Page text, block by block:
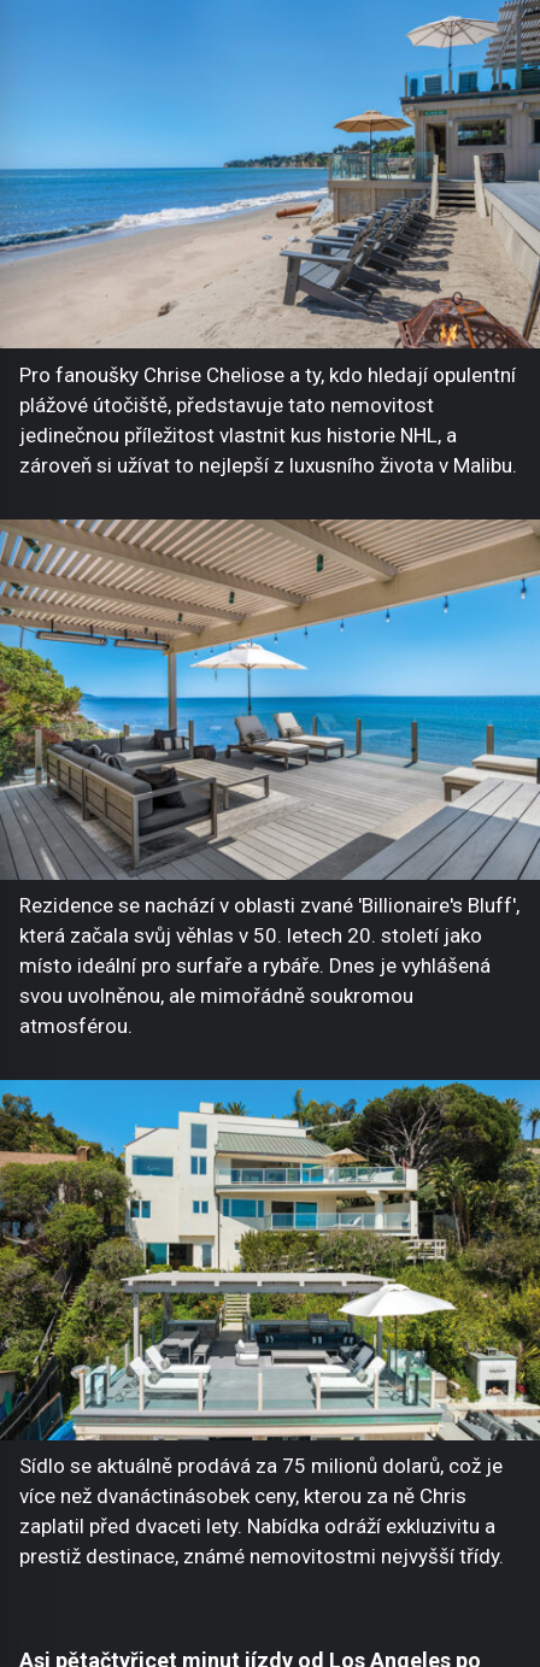
Pro fanoušky Chrise Cheliose a ty, kdo hledají opulentní
plážové útočiště, představuje tato nemovitost
jedinečnou příležitost vlastnit kus historie NHL, a
zároveň si užívat to nejlepší z luxusního života v Malibu.
Rezidence se nachází v oblasti zvané 'Billionaire's Bluff',
která začala svůj věhlas v 50. letech 20. století jako
místo ideální pro surfaře a rybáře. Dnes je vyhlášená
svou uvolněnou, ale mimořádně soukromou
atmosférou.
Sídlo se aktuálně prodává za 75 milionů dolarů, což je
více než dvanáctinásobek ceny, kterou za ně Chris
zaplatil před dvaceti lety. Nabídka odráží exkluzivitu a
prestiž destinace, známé nemovitostmi nejvyšší třídy.
Asi pětačtyřicet minut jízdy od Los Angeles po